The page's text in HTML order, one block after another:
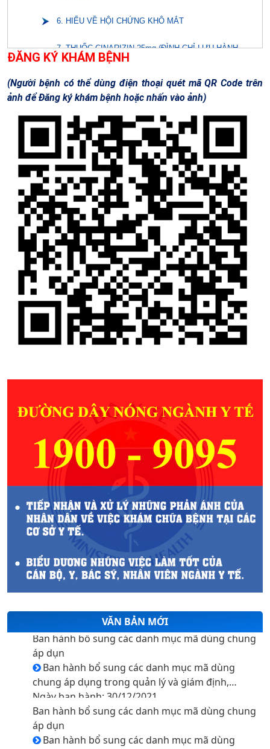
NĂM 2024)
NĂM 2024)
NĂM 2024)
10. BẢN TIN AN TOÀN Y TẾ SỐ 2-2024
1. DỊCH VỤ DA LIỄU
3. THÔNG BÁO MỜI BÁO GIÁ (VẬT TƯ Y TẾ
THÁNG 11/2024)
4. SÓC TRĂNG CÓ CƠ SỞ KHÁM VÀ ĐIỀU TRỊ VẨY
NẾN
5. KHAI TRƯƠNG PHÒNG KHÁM CHUYÊN ĐỀ BỆNH
VẢY NẾN
6. HIỂU VỀ HỘI CHỨNG KHÔ MẮT
8. THUỐC ACYCLOVIR 200mg (ĐÌNH CHỈ LƯU HÀNH
NĂM 2024)
9. THUỐC CEFACLOR 375 MG (ĐÌNH CHỈ LƯU HÀNH
NĂM 2024)
10. BẢN TIN AN TOÀN Y TẾ SỐ 2-2024
ĐĂNG KÝ KHÁM BỆNH
(Người bệnh có thể dùng điện thoại quét mã QR Code trên
ảnh để Đăng ký khám bệnh hoặc nhấn vào ảnh)
VĂN BẢN MỚI
Ban hành bổ sung các danh mục mã dùng chung
áp dụn
Ban hành bổ sung các danh mục mã dùng
chung áp dụng trong quản lý và giám định,
thanh toán chi phí khám bệnh, chữa bệnh bảo
Ngày ban hành: 30/12/2021
Ban hành bổ sung các danh mục mã dùng chung
áp dụn
Ban hành bổ sung các danh mục mã dùng
chung áp dụng trong quản lý và giám định,